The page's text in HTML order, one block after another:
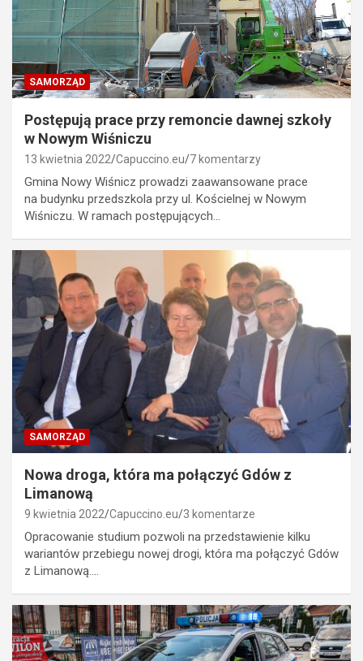
SAMORZĄD
Postępują prace przy remoncie dawnej szkoły
w Nowym Wiśniczu
13 kwietnia 2022 Capuccino.eu 7 komentarzy
Gmina Nowy Wiśnicz prowadzi zaawansowane prace
na budynku przedszkola przy ul. Kościelnej w Nowym
Wiśniczu. W ramach postępujących…
SAMORZĄD
Nowa droga, która ma połączyć Gdów z
Limanową
9 kwietnia 2022 Capuccino.eu 3 komentarze
Opracowanie studium pozwoli na przedstawienie kilku
wariantów przebiegu nowej drogi, która ma połączyć Gdów
z Limanową.…